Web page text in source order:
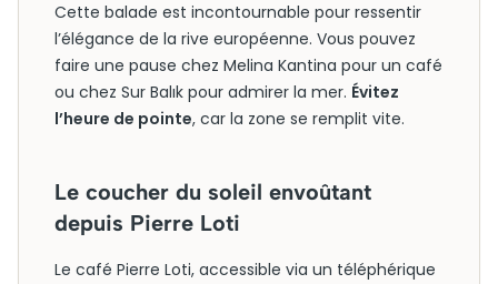
Cette balade est incontournable pour ressentir
l’élégance de la rive européenne. Vous pouvez
faire une pause chez Melina Kantina pour un café
ou chez Sur Balık pour admirer la mer. Évitez
l’heure de pointe, car la zone se remplit vite.
Le coucher du soleil envoûtant
depuis Pierre Loti
Le café Pierre Loti, accessible via un téléphérique